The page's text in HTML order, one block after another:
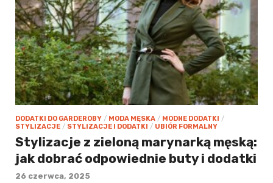
DODATKI DO GARDEROBY / MODA MĘSKA / MODNE DODATKI /
STYLIZACJE / STYLIZACJE I DODATKI / UBIÓR FORMALNY
Stylizacje z zieloną marynarką męską:
jak dobrać odpowiednie buty i dodatki
26 czerwca, 2025